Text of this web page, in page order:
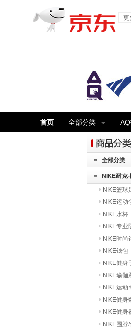
更
首页 全部分类
全部分类
NIKE耐克
NIKE篮球
NIKE运动
NIKE水杯
NIKE专业
NIKE时尚
NIKE钱包
NIKE健身
NIKE瑜伽
NIKE运动
NIKE健身
NIKE健身
NIKE围脖